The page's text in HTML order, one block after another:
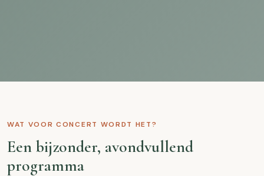
WAT VOOR CONCERT WORDT HET?
Een bijzonder, avondvullend
programma